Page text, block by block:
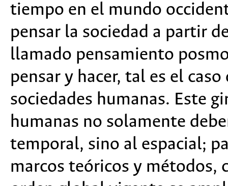
tiempo en el mundo
pensar la sociedad a partir
llamado pensamiento
pensar y hacer, tal es el
sociedades humanas. Este
humanas no solamente
temporal, sino al espacial;
marcos teóricos y métodos,